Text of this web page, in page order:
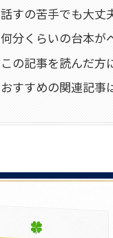
話すの苦手でも大丈
何分くらいの台本が
この記事を読んだ方
おすすめの関連記事